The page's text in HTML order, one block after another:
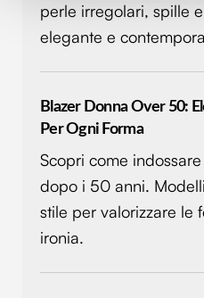
Approfondisci come
e imposta le tue preferenze
dalla Dichiarazione sui
Utilizziamo i cookie per
annunci, per fornire
analizzare il nostro traffico.
informazioni sul modo in cui
nostri partner che si
pubblicità e social media, i
con altre informazioni che
perle irregolari, spille
elegante e
Blazer Donna Over 50:
Per Ogni Forma
Scopri come
dopo i 50 anni.
stile per valorizzare le
ironia.